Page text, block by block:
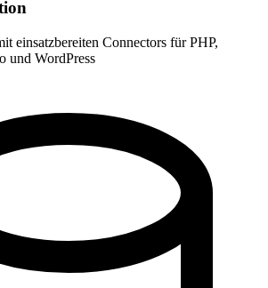
einsatzbereiten Connectors für PHP,
und WordPress